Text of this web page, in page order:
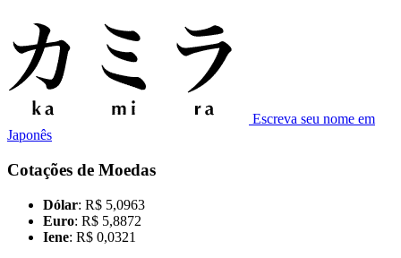
Escreva seu nome em
Japonês
Cotações de Moedas
Dólar: R$ 5,0963
Euro: R$ 5,8872
Iene: R$ 0,0321